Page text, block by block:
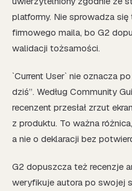
platformy. Nie sprowadza
firmowego maila, bo G2
walidacji tożsamości.
`Current User` nie oznacza
dziś”. Według Community
recenzent przesłał zrzut
z produktu. To ważna
a nie o deklaracji bez
G2 dopuszcza też recenzje
weryfikuje autora po swojej